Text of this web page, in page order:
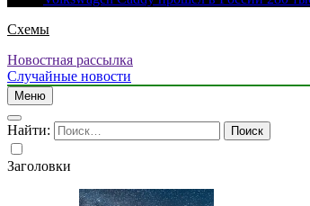
Схемы
Новостная рассылка
Случайные новости
Меню
Найти:
Заголовки